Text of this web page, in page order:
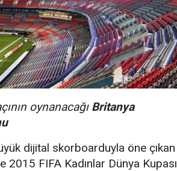
oynanacağı Britanya
dijital skorboarduyla öne çıkan
2015 FIFA Kadınlar Dünya Kupası